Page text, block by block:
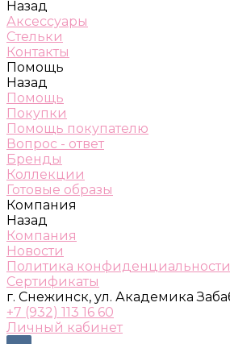
Назад
Аксессуары
Стельки
Контакты
Помощь
Назад
Помощь
Покупки
Помощь покупателю
Вопрос - ответ
Бренды
Коллекции
Готовые образы
Компания
Назад
Компания
Новости
Политика конфиденциальности
Сертификаты
г. Снежинск, ул. Академика
+7 (932) 113 16 60
Личный кабинет